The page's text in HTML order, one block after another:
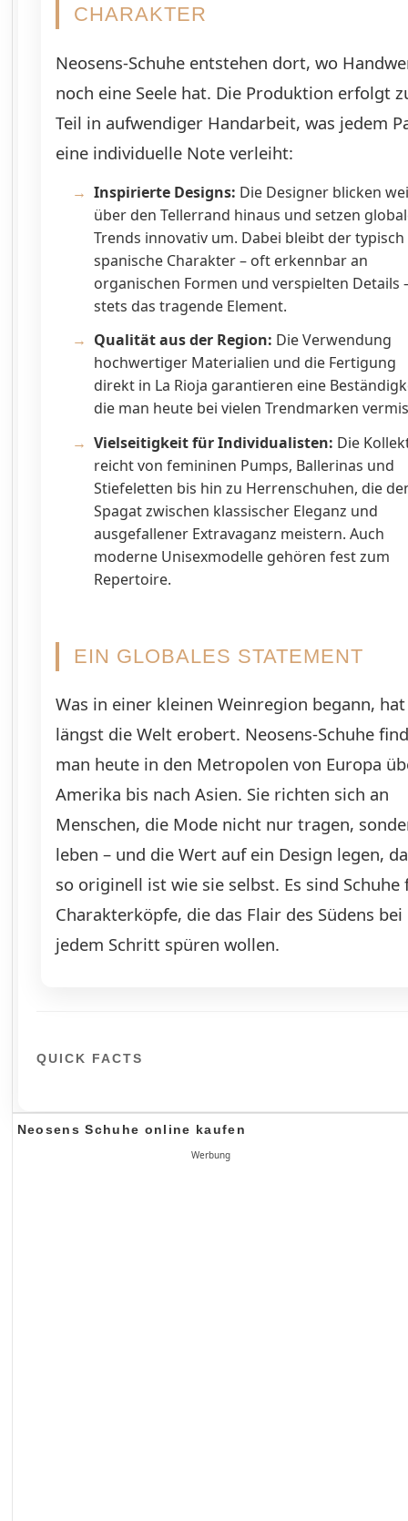
CHARAKTER
Neosens-Schuhe entstehen dort, wo
noch eine Seele hat. Die Produktion erfolgt
Teil in aufwendiger Handarbeit, was jedem
eine individuelle Note verleiht:
Inspirierte Designs: Die Designer blicken
über den Tellerrand hinaus und setzen
Trends innovativ um. Dabei bleibt der typisch
spanische Charakter – oft erkennbar an
organischen Formen und verspielten Details
stets das tragende Element.
Qualität aus der Region: Die Verwendung
hochwertiger Materialien und die Fertigung
direkt in La Rioja garantieren eine
die man heute bei vielen Trendmarken
Vielseitigkeit für Individualisten: Die
reicht von femininen Pumps, Ballerinas und
Stiefeletten bis hin zu Herrenschuhen, die
Spagat zwischen klassischer Eleganz und
ausgefallener Extravaganz meistern. Auch
moderne Unisexmodelle gehören fest zum
Repertoire.
EIN GLOBALES STATEMENT
Was in einer kleinen Weinregion begann, hat
längst die Welt erobert. Neosens-Schuhe
man heute in den Metropolen von Europa
Amerika bis nach Asien. Sie richten sich an
Menschen, die Mode nicht nur tragen,
leben – und die Wert auf ein Design legen,
so originell ist wie sie selbst. Es sind Schuhe
Charakterköpfe, die das Flair des Südens bei
jedem Schritt spüren wollen.
QUICK FACTS
Neosens Schuhe online kaufen
Werbung